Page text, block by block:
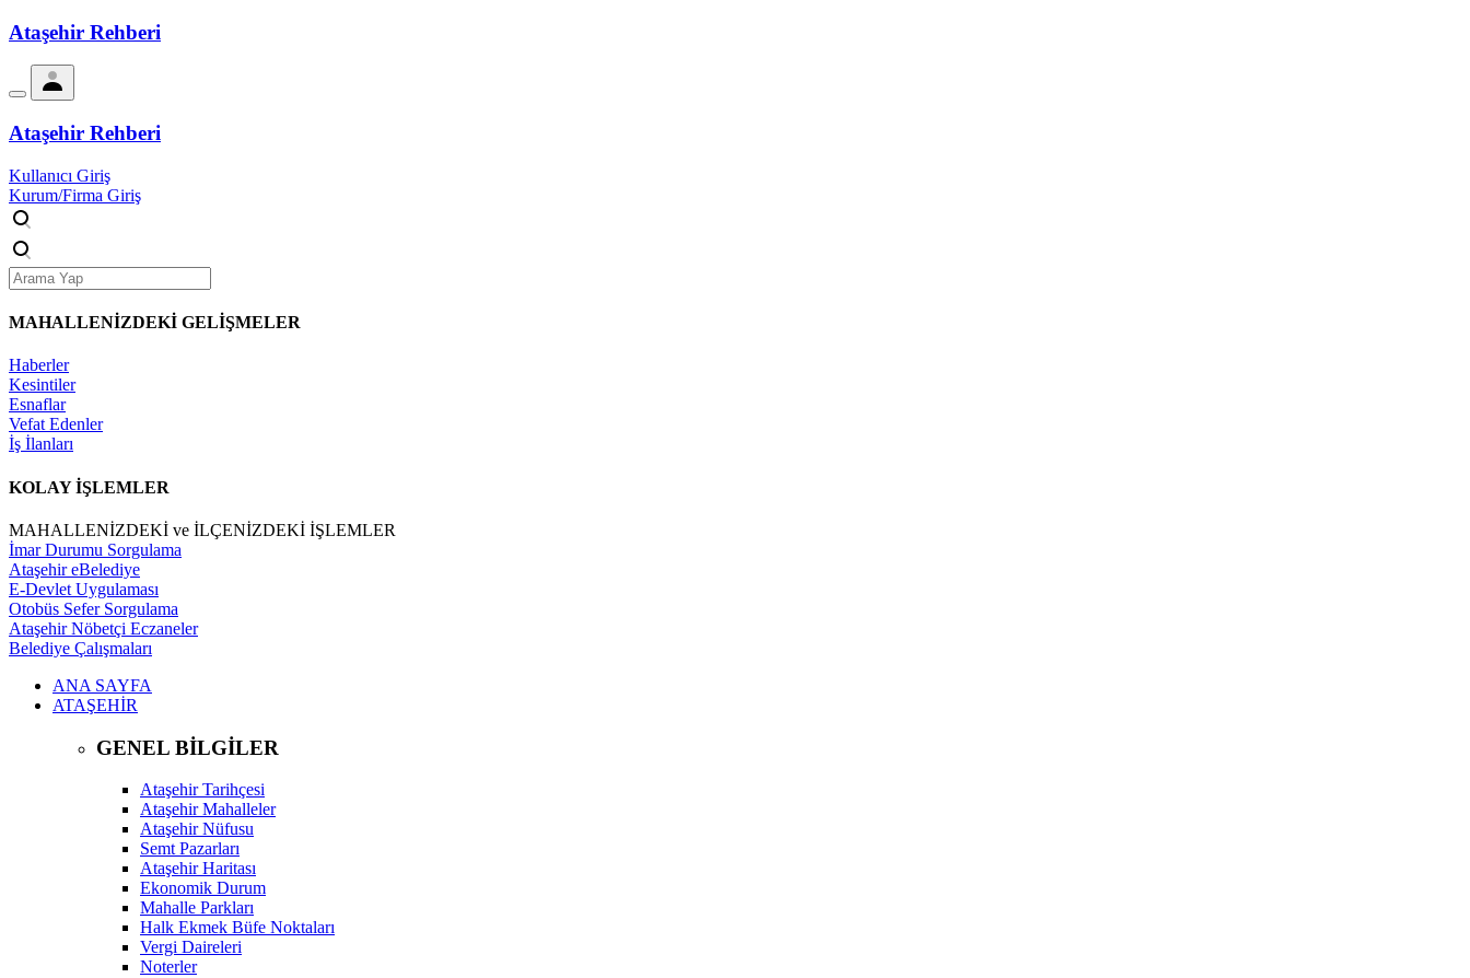
Ataşehir Rehberi
Ataşehir Rehberi
Kullanıcı Giriş
Kurum/Firma Giriş
MAHALLENİZDEKİ GELİŞMELER
Haberler
Kesintiler
Esnaflar
Vefat Edenler
İş İlanları
KOLAY İŞLEMLER
MAHALLENİZDEKİ ve İLÇENİZDEKİ İŞLEMLER
İmar Durumu Sorgulama
Ataşehir eBelediye
E-Devlet Uygulaması
Otobüs Sefer Sorgulama
Ataşehir Nöbetçi Eczaneler
Belediye Çalışmaları
ANA SAYFA
ATAŞEHİR
GENEL BİLGİLER
Ataşehir Tarihçesi
Ataşehir Mahalleler
Ataşehir Nüfusu
Semt Pazarları
Ataşehir Haritası
Ekonomik Durum
Mahalle Parkları
Halk Ekmek Büfe Noktaları
Vergi Daireleri
Noterler